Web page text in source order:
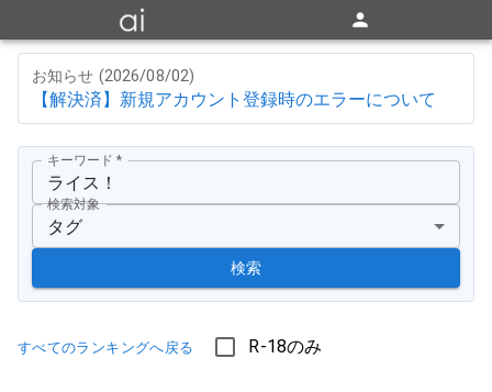
お知らせ (2026/08/02)
【解決済】新規アカウント登録時のエラーについて
キーワード *
検索対象
タグ
検索
すべてのランキングへ戻る R-18のみ